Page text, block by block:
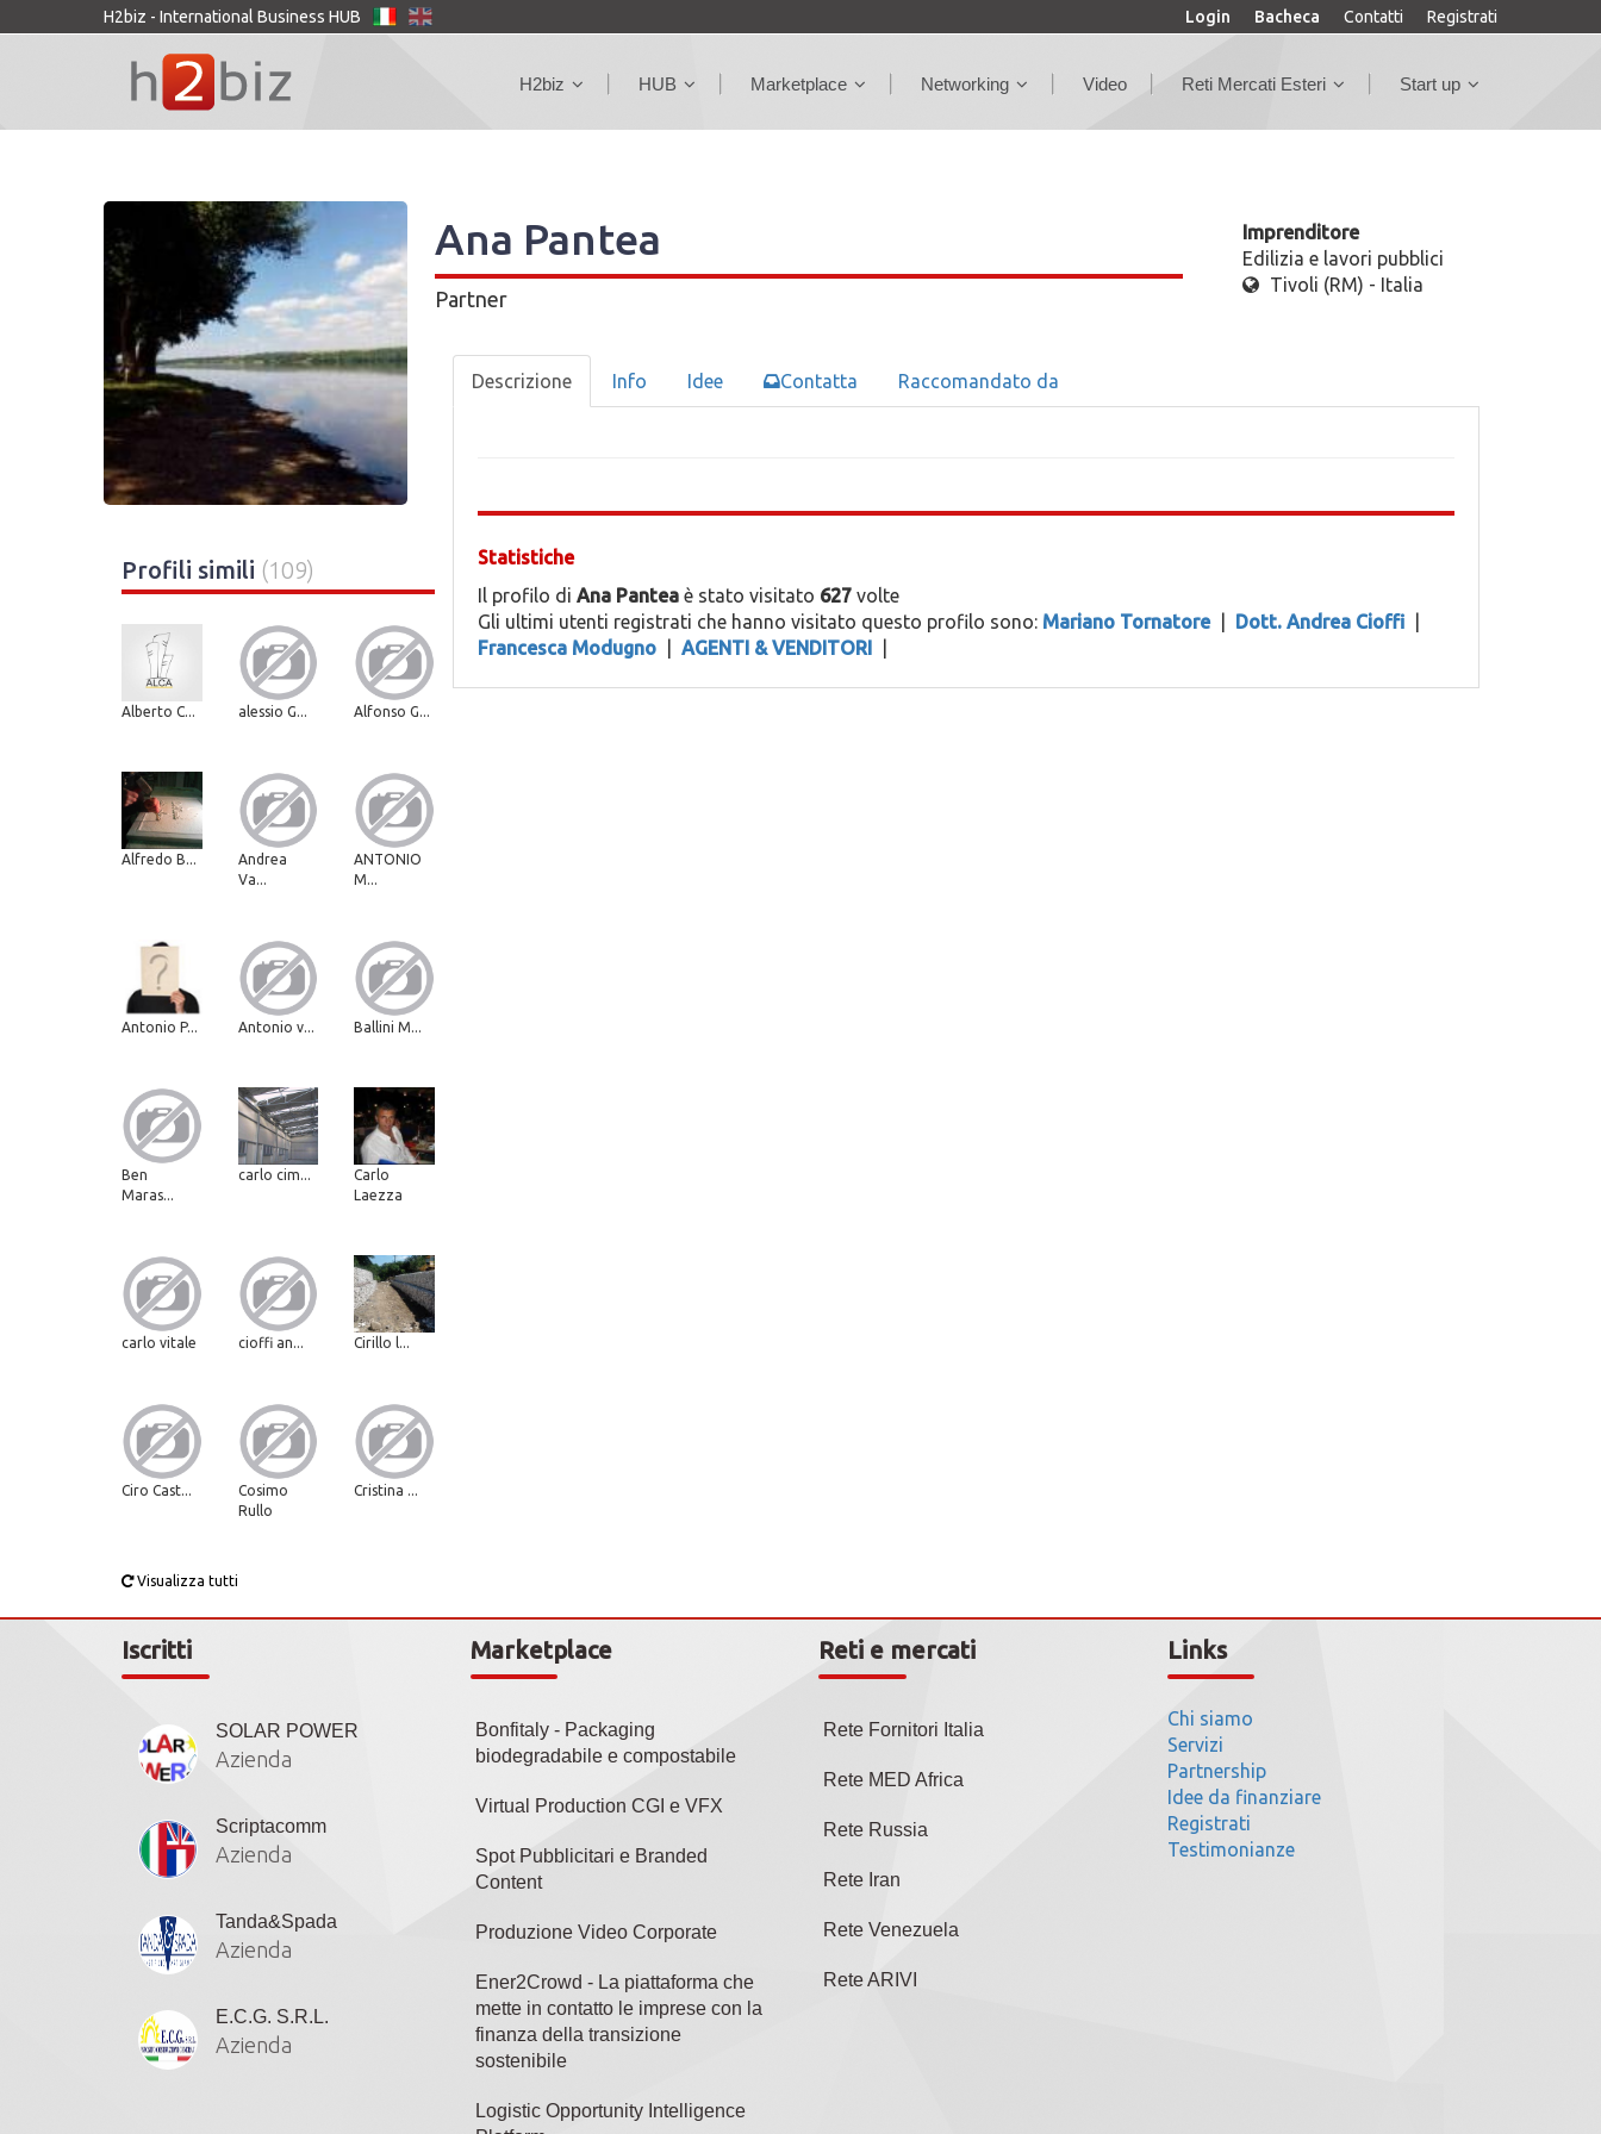
H2biz - International Business HUB Login Bacheca Contatti Registrati
H2biz HUB Marketplace Networking Video Reti Mercati Esteri Start up
Ana Pantea
Partner
Imprenditore
Edilizia e lavori pubblici
Tivoli (RM) - Italia
Profili simili (109)
Alberto C... alessio G... Alfonso G...
Alfredo B...
Andrea
Va...
ANTONIO
M...
Antonio P... Antonio v... Ballini M...
Ben
Maras...
carlo cim...
Carlo
Laezza
carlo vitale cioffi an... Cirillo l...
Ciro Cast...
Cosimo
Rullo
Cristina ...
Visualizza tutti
Descrizione Info Idee Contatta Raccomandato da
Statistiche
Il profilo di Ana Panteaè stato visitato 627volte
Gli ultimi utenti registrati che hanno visitato questo profilo sono: Mariano Tornatore Dott. Andrea Cioffi
Francesca Modugno
AGENTI & VENDITORI
Iscritti
SOLAR POWER
Azienda
Scriptacomm
Azienda
Tanda&Spada
Azienda
E.C.G. S.R.L.
Azienda
Marketplace
Bonfitaly - Packaging
biodegradabile e compostabile
Virtual Production CGI e VFX
Spot Pubblicitari e Branded
Content
Produzione Video Corporate
Ener2Crowd - La piattaforma che
mette in contatto le imprese con la
finanza della transizione
sostenibile
Logistic Opportunity Intelligence
Reti e mercati
Rete Fornitori Italia
Rete MED Africa
Rete Russia
Rete Iran
Rete Venezuela
Rete ARIVI
Links
Chi siamo
Servizi
Partnership
Idee da finanziare
Registrati
Testimonianze